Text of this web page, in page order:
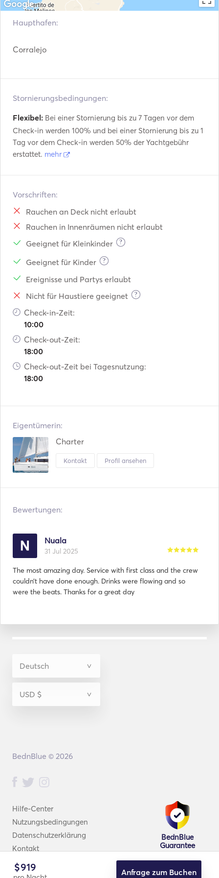
Hotel transfer (only Corralejo area)
Snorkelling
2 single kayaks.
Haupthafen:
Corralejo
Stornierungsbedingungen:
Flexibel: Bei einer Stornierung bis zu 7 Tagen vor dem
Check-in werden 100% und bei einer Stornierung bis zu 1
Tag vor dem Check-in werden 50% der Yachtgebühr
erstattet. mehr
Vorschriften:
Rauchen an Deck nicht erlaubt
Rauchen in Innenräumen nicht erlaubt
Geeignet für Kleinkinder
?
Geeignet für Kinder ?
Ereignisse und Partys erlaubt
Nicht für Haustiere geeignet
?
Check-in-Zeit:
10:00
Check-out-Zeit:
18:00
Check-out-Zeit bei Tagesnutzung:
18:00
Eigentümerin:
Charter
Kontakt Profil ansehen
Bewertungen:
Nuala
31 Jul 2025
The most amazing day. Service with first class and the crew
couldn’t have done enough. Drinks were flowing and so
were the beats. Thanks for a great day
$919 Anfrage zum Buchen
Hilfe-Center
Nutzungsbedingungen
Datenschutzerklärung
Kontakt
BednBlue
Guarantee
BednBlue © 2026